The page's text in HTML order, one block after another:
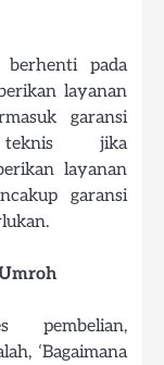
pada
layanan
garansi
jika
layanan
garansi
pembelian,
‘Bagaimana